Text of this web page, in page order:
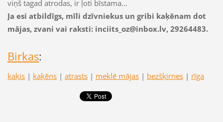
viņš tagad atrodas, ir ļoti bīstama...
Ja esi atbildīgs, mīli dzīvniekus un gribi kaķēnam dot
mājas, zvani vai raksti: inciits_oz@inbox.lv, 29264483.
Birkas:
kaķis | kaķēns | atrasts | meklē mājas | bezšķirnes | rīga